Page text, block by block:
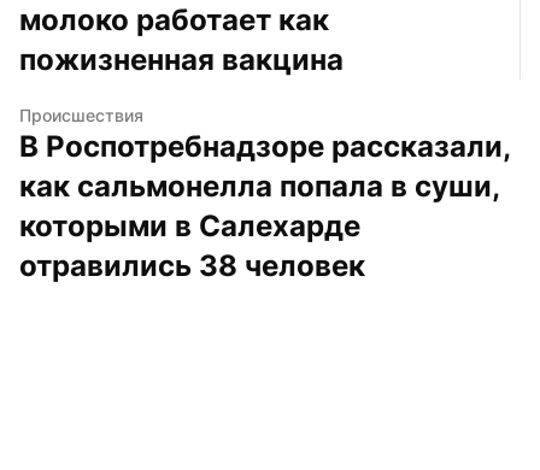
молоко работает как
пожизненная вакцина
Происшествия
В Роспотребнадзоре рассказали,
как сальмонелла попала в суши,
которыми в Салехарде
отравились 38 человек